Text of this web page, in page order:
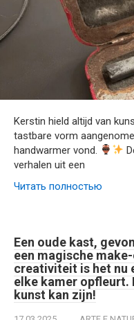
Kerstin hield altijd van
tastbare vorm
handwarmer vond.
verhalen uit een
Читать полностью
Een oude kast,
een magische
creativiteit is het nu
elke kamer opfleurt.
kunst kan zijn!